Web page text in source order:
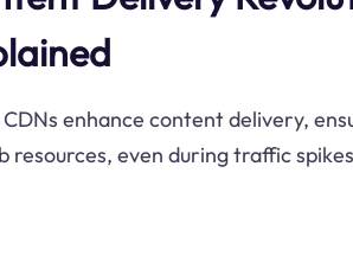
enhance content delivery,
resources, even during traffic